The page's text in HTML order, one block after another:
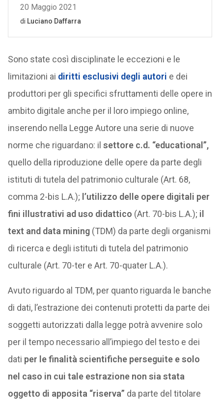
Sono state così disciplinate le eccezioni e le
limitazioni ai diritti esclusivi degli autori e dei
produttori per gli specifici sfruttamenti delle opere in
ambito digitale anche per il loro impiego online,
inserendo nella Legge Autore una serie di nuove
norme che riguardano: il settore c.d. “educational”,
quello della riproduzione delle opere da parte degli
istituti di tutela del patrimonio culturale (Art. 68,
comma 2-bis L.A.); l’utilizzo delle opere digitali per
fini illustrativi ad uso didattico (Art. 70-bis L.A.); il
text and data mining(TDM) da parte degli organismi
di ricerca e degli istituti di tutela del patrimonio
culturale (Art. 70-ter e Art. 70-quater L.A.).
Avuto riguardo al TDM, per quanto riguarda le banche
di dati, l’estrazione dei contenuti protetti da parte dei
soggetti autorizzati dalla legge potrà avvenire solo
per il tempo necessario all’impiego del testo e dei
dati per le finalità scientifiche perseguite e solo
nel caso in cui tale estrazione non sia stata
oggetto di apposita “riserva” da parte del titolare